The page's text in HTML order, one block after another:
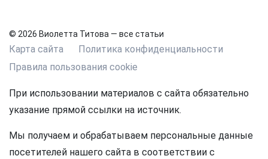
© 2026 Виолетта Титова — все статьи
Карта сайта
Политика конфиденциальности
Правила пользования cookie
При использовании материалов с сайта обязательно
указание прямой ссылки на источник.
Мы получаем и обрабатываем персональные данные
посетителей нашего сайта в соответствии с